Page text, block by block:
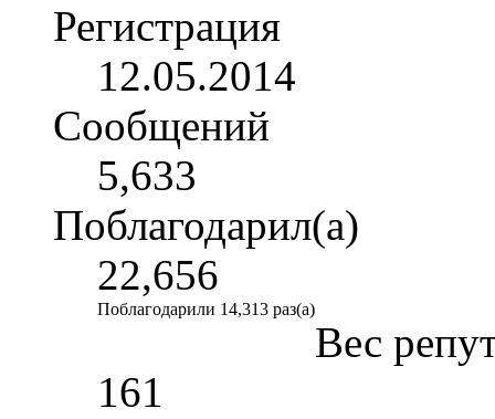
Регистрация
12.05.2014
Сообщений
5,633
Поблагодарил(а)
22,656
Поблагодарили 14,313 раз(а)
Вес
161